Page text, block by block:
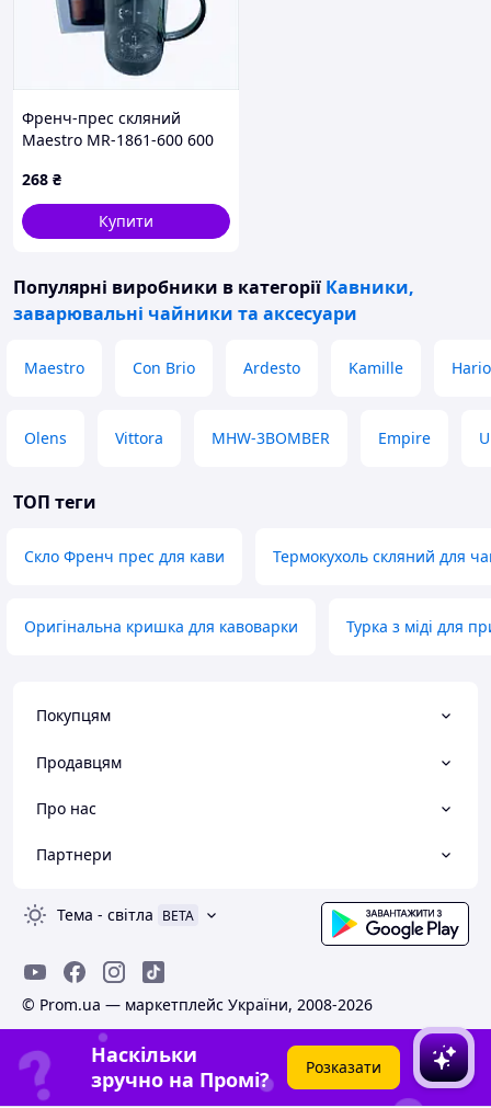
Френч-прес скляний
Maestro MR-1861-600 600
268 ₴
Купити
Популярні виробники в категорії Кавники,
заварювальні чайники та аксесуари
Maestro Con Brio Ardesto Kamille Hario
Olens Vittora MHW-3BOMBER Empire
ТОП теги
Скло Френч прес для кави Термокухоль скляний для
Оригінальна кришка для кавоварки Турка з міді для
Покупцям
Продавцям
Про нас
Партнери
Тема - світла BETA
© Prom.ua — маркетплейс України, 2008-2026
Наскільки
зручно на Промі?
Розказати